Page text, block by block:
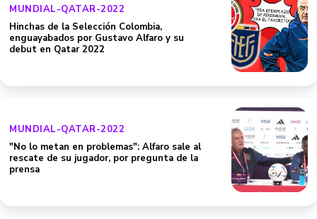
MUNDIAL-QATAR-2022
Hinchas de la Selección Colombia,
enguayabados por Gustavo Alfaro y su
debut en Qatar 2022
MUNDIAL-QATAR-2022
"No lo metan en problemas": Alfaro sale al
rescate de su jugador, por pregunta de la
prensa